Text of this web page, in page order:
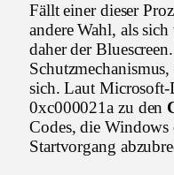
Fällt einer dieser
andere Wahl, als
daher der
sich. Laut
0xc000021a zu den
Codes, die Windows
Startvorgang